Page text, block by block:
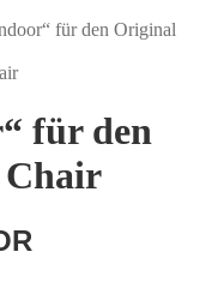
für den Original
für den
Chair